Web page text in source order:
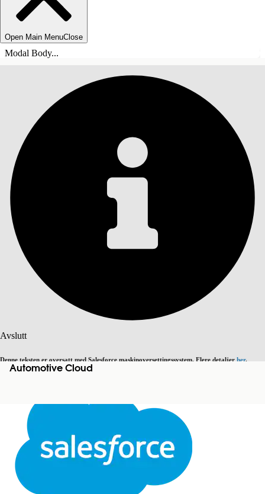
Open Main MenuClose
Modal Body...
Avslutt
Denne teksten er oversatt med Salesforce maskinoversettingssystem. Flere detaljer her.
Bytt til engelsk Ikke nå
Avslutt Avslutt
Automotive Cloud
Vis innholdsfortegnelse